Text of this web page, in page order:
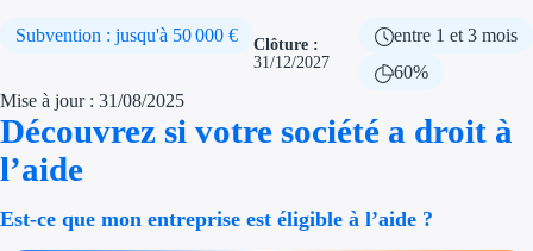
Économies
Création
Subvention : jusqu'à 50 000 €
Clôture :
31/12/2027
entre 1 et 3 mois
60%
Mise à jour : 31/08/2025
Découvrez si votre société a droit à
l’aide
Est-ce que mon entreprise est éligible à l’aide ?